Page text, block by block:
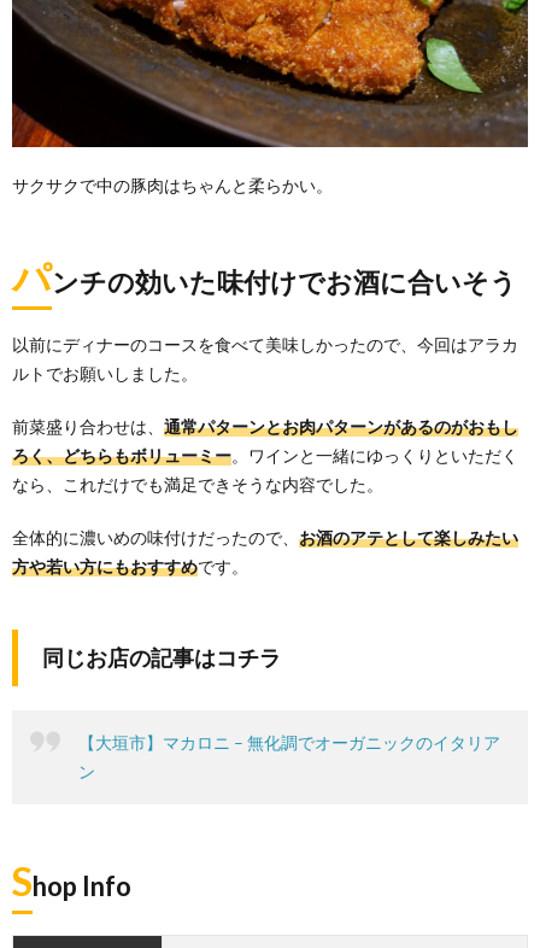
サクサクで中の豚肉はちゃんと柔らかい。
パンチの効いた味付けでお酒に合いそう
以前にディナーのコースを食べて美味しかったので、今回はアラカ
ルトでお願いしました。
前菜盛り合わせは、 通常パターンとお肉パターンがあるのがおもし
ろく、どちらもボリューミー。ワインと一緒にゆっくりといただく
なら、これだけでも満足できそうな内容でした。
全体的に濃いめの味付けだったので、 お酒のアテとして楽しみたい
方や若い方にもおすすめです。
同じお店の記事はコチラ
【大垣市】マカロニ – 無化調でオーガニックのイタリア
ン
Shop Info